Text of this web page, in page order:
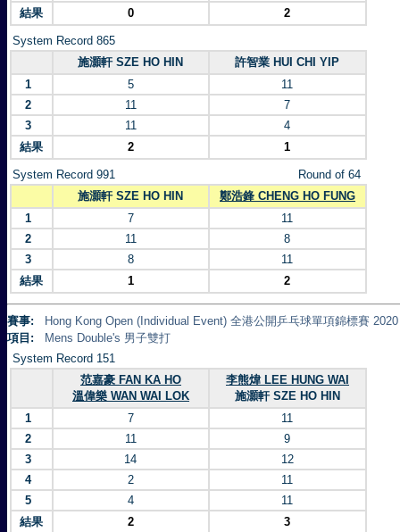
結果
0 2
System Record 865
施灝軒 SZE HO HIN
許智業 HUI CHI YIP
1
5
11
2
11
7
3
11
4
結果
2 1
System Record 991
Round of 64
施灝軒 SZE HO HIN
鄭浩鋒 CHENG HO FUNG
1
7
11
2
11
8
3
8
11
結果
1 2
賽事:
Hong Kong Open (Individual Event) 全港公開乒乓球單項錦標賽 2020
項目:
Mens Double's 男子雙打
System Record 151
范嘉豪 FAN KA HO
溫偉樂 WAN WAI LOK
李熊煒 LEE HUNG WAI
施灝軒 SZE HO HIN
1
7
11
2
11
9
3
14
12
4
2
11
5
4
11
結果
2 3